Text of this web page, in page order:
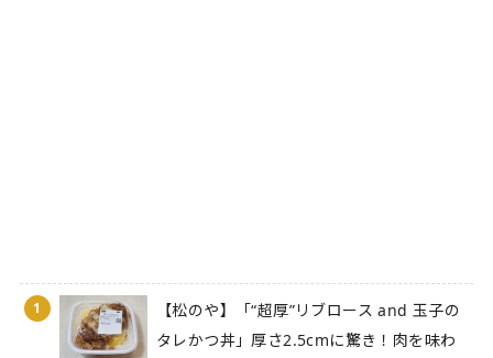
1
【松のや】「“超厚”リブロース and 玉子の
タレかつ丼」厚さ2.5cmに驚き！肉を味わ